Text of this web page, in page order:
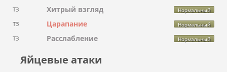
ТЗ Хитрый взгляд Нормальный
ТЗ Царапание Нормальный
ТЗ Расслабление Нормальный
Яйцевые атаки